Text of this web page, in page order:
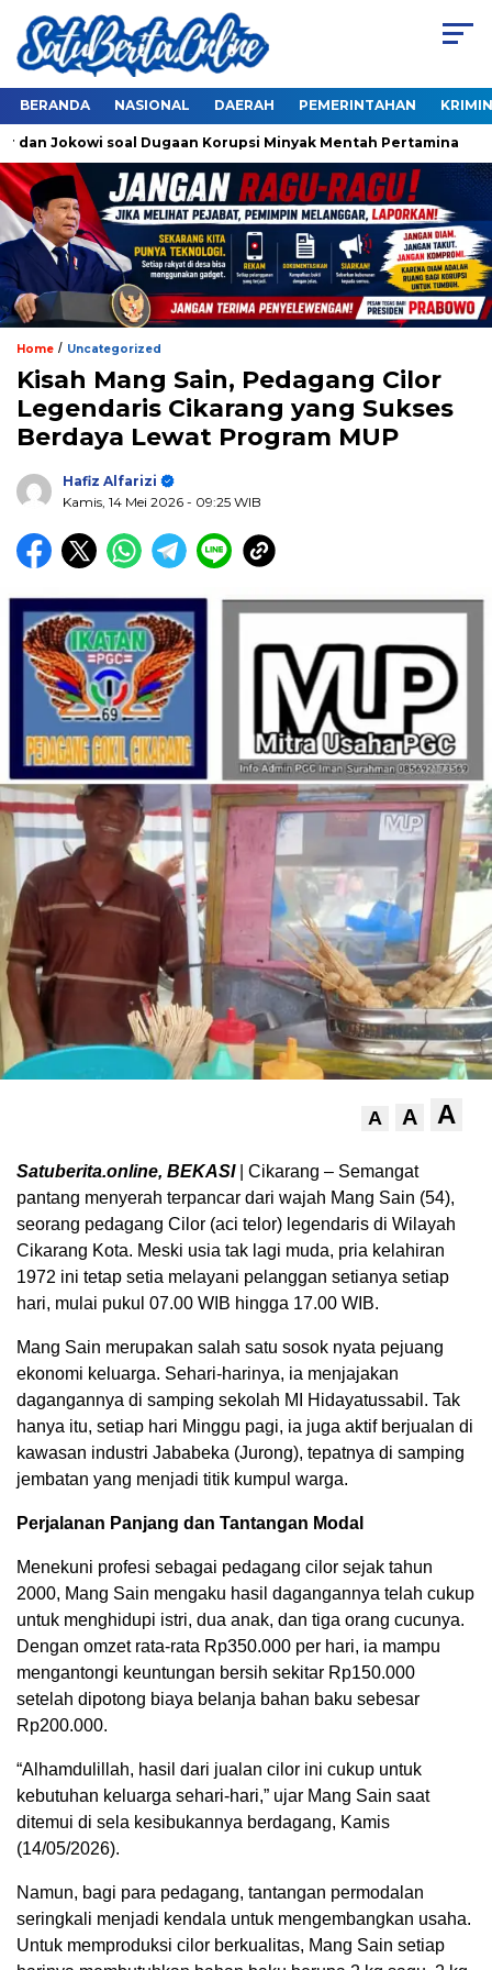
BERANDA NASIONAL DAERAH PEMERINTAHAN
Jokowi soal Dugaan Korupsi Minyak Mentah Pertamina
Home / Uncategorized
Kisah Mang Sain, Pedagang Cilor
Legendaris Cikarang yang Sukses
Berdaya Lewat Program MUP
Hafiz Alfarizi
Kamis, 14 Mei 2026 - 09:25 WIB
A A A
Satuberita.online, BEKASI
| Cikarang – Semangat
pantang menyerah terpancar dari wajah Mang Sain (54),
seorang pedagang Cilor (aci telor) legendaris di Wilayah
Cikarang Kota. Meski usia tak lagi muda, pria kelahiran
1972 ini tetap setia melayani pelanggan setianya setiap
hari, mulai pukul 07.00 WIB hingga 17.00 WIB.
Mang Sain merupakan salah satu sosok nyata pejuang
ekonomi keluarga. Sehari-harinya, ia menjajakan
dagangannya di samping sekolah MI Hidayatussabil. Tak
hanya itu, setiap hari Minggu pagi, ia juga aktif berjualan di
kawasan industri Jababeka (Jurong), tepatnya di samping
jembatan yang menjadi titik kumpul warga.
Perjalanan Panjang dan Tantangan Modal
Menekuni profesi sebagai pedagang cilor sejak tahun
2000, Mang Sain mengaku hasil dagangannya telah cukup
untuk menghidupi istri, dua anak, dan tiga orang cucunya.
Dengan omzet rata-rata Rp350.000 per hari, ia mampu
mengantongi keuntungan bersih sekitar Rp150.000
setelah dipotong biaya belanja bahan baku sebesar
Rp200.000.
“Alhamdulillah, hasil dari jualan cilor ini cukup untuk
kebutuhan keluarga sehari-hari,” ujar Mang Sain saat
ditemui di sela kesibukannya berdagang, Kamis
(14/05/2026).
Namun, bagi para pedagang, tantangan permodalan
seringkali menjadi kendala untuk mengembangkan usaha.
Untuk memproduksi cilor berkualitas, Mang Sain setiap